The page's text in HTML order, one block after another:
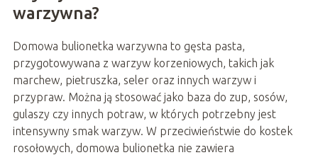
warzywna?
Domowa bulionetka warzywna to gęsta pasta,
przygotowywana z warzyw korzeniowych, takich jak
marchew, pietruszka, seler oraz innych warzyw i
przypraw. Można ją stosować jako baza do zup, sosów,
gulaszy czy innych potraw, w których potrzebny jest
intensywny smak warzyw. W przeciwieństwie do kostek
rosołowych, domowa bulionetka nie zawiera